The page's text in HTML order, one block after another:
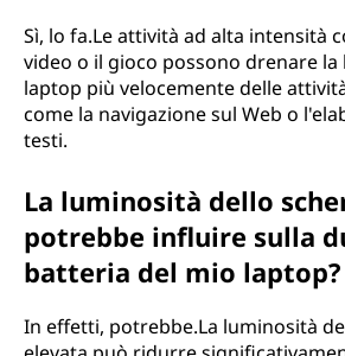
Sì, lo fa.Le attività ad alta intensità
video o il gioco possono drenare
laptop più velocemente delle
come la navigazione sul Web o
testi.
La luminosità dello
potrebbe influire sulla
batteria del mio laptop?
In effetti, potrebbe.La luminosità